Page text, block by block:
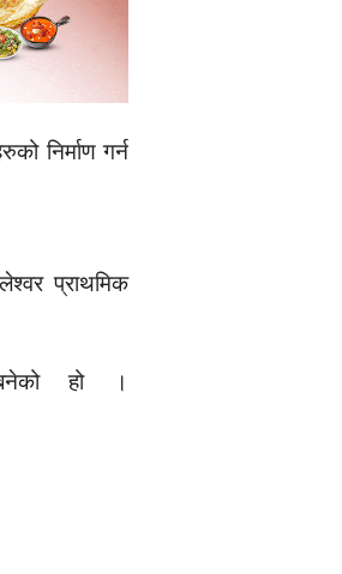
निर्माण गर्न
प्राथमिक
हो ।